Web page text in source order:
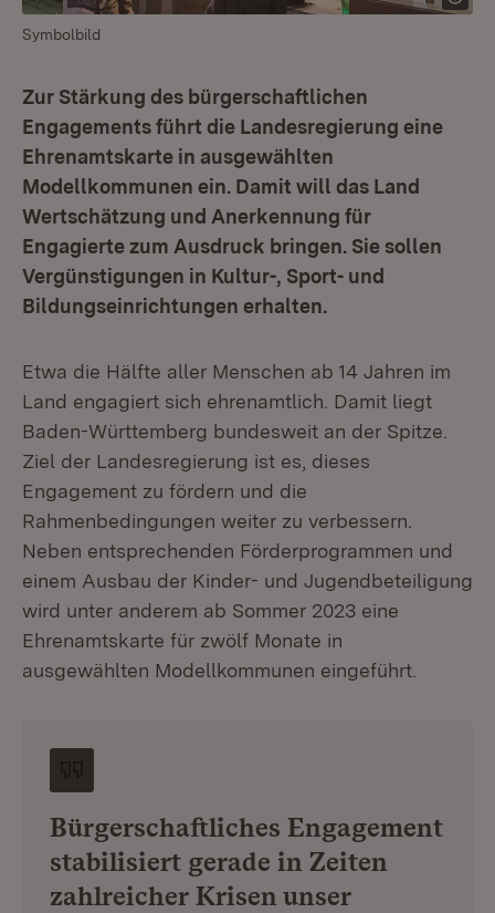
Symbolbild
Zur Stärkung des bürgerschaftlichen
Engagements führt die Landesregierung eine
Ehrenamtskarte in ausgewählten
Modellkommunen ein. Damit will das Land
Wertschätzung und Anerkennung für
Engagierte zum Ausdruck bringen. Sie sollen
Vergünstigungen in Kultur-, Sport- und
Bildungseinrichtungen erhalten.
Etwa die Hälfte aller Menschen ab 14 Jahren im
Land engagiert sich ehrenamtlich. Damit liegt
Baden-Württemberg bundesweit an der Spitze.
Ziel der Landesregierung ist es, dieses
Engagement zu fördern und die
Rahmenbedingungen weiter zu verbessern.
Neben entsprechenden Förderprogrammen und
einem Ausbau der Kinder- und Jugendbeteiligung
wird unter anderem ab Sommer 2023 eine
Ehrenamtskarte für zwölf Monate in
ausgewählten Modellkommunen eingeführt.
Bürgerschaftliches Engagement
stabilisiert gerade in Zeiten
zahlreicher Krisen unser